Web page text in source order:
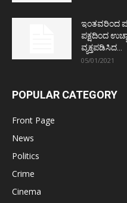
ಇಂತವರಿಂದ
ಪಕ್ಷದಿಂದ
ವ್ಯಕ್ತಪಡಿಸಿದ...
05/01/2021
POPULAR CATEGORY
Front Page
News
Politics
Crime
Cinema